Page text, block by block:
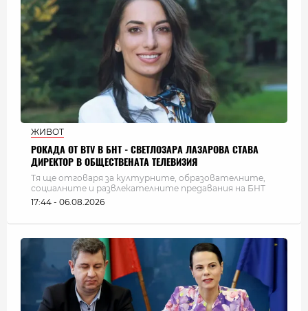
ЖИВОТ
РОКАДА ОТ BTV В БНТ - СВЕТЛОЗАРА ЛАЗАРОВА СТАВА
ДИРЕКТОР В ОБЩЕСТВЕНАТА ТЕЛЕВИЗИЯ
Тя ще отговаря за културните, образователните,
социалните и развлекателните предавания на БНТ
17:44 - 06.08.2026